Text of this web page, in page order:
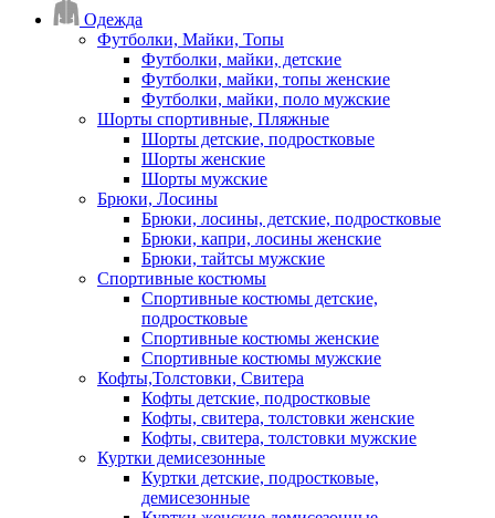
Одежда
Футболки, Майки, Топы
Футболки, майки, детские
Футболки, майки, топы женские
Футболки, майки, поло мужские
Шорты спортивные, Пляжные
Шорты детские, подростковые
Шорты женские
Шорты мужские
Брюки, Лосины
Брюки, лосины, детские, подростковые
Брюки, капри, лосины женские
Брюки, тайтсы мужские
Спортивные костюмы
Спортивные костюмы детские,
подростковые
Спортивные костюмы женские
Спортивные костюмы мужские
Кофты,Толстовки, Свитера
Кофты детские, подростковые
Кофты, свитера, толстовки женские
Кофты, свитера, толстовки мужские
Куртки демисезонные
Куртки детские, подростковые,
демисезонные